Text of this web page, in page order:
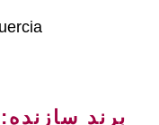
برند سازنده: